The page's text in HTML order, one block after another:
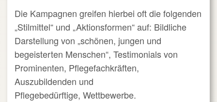
Die Kampagnen greifen hierbei oft die folgenden
„Stilmittel“ und „Aktionsformen“ auf: Bildliche
Darstellung von „schönen, jungen und
begeisterten Menschen“, Testimonials von
Prominenten, Pflegefachkräften,
Auszubildenden und
Pflegebedürftige, Wettbewerbe.